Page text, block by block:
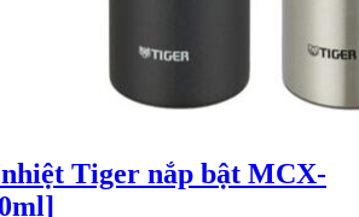
Tiger nắp bật MCX-